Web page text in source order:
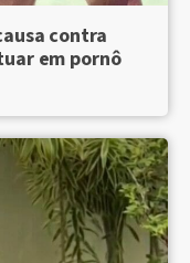
contra
em pornô